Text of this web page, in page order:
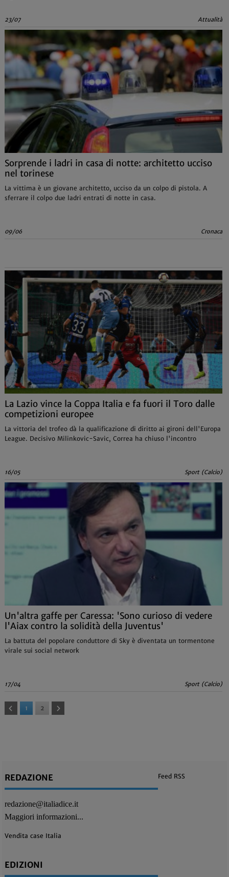
23/07 Attualità
Sorprende i ladri in casa di notte: architetto ucciso
nel torinese
La vittima è un giovane architetto, ucciso da un colpo di pistola. A
sferrare il colpo due ladri entrati di notte in casa.
09/06 Cronaca
La Lazio vince la Coppa Italia e fa fuori il Toro dalle
competizioni europee
La vittoria del trofeo dà la qualificazione di diritto ai gironi dell'Europa
League. Decisivo Milinkovic-Savic, Correa ha chiuso l'incontro
16/05 Sport (Calcio)
Un'altra gaffe per Caressa: 'Sono curioso di vedere
l'Aiax contro la solidità della Juventus'
La battuta del popolare conduttore di Sky è diventata un tormentone
virale sui social network
17/04 Sport (Calcio)
1 2
REDAZIONE
redazione@italiadice.it
Maggiori informazioni...
Vendita case Italia
EDIZIONI
Feed RSS